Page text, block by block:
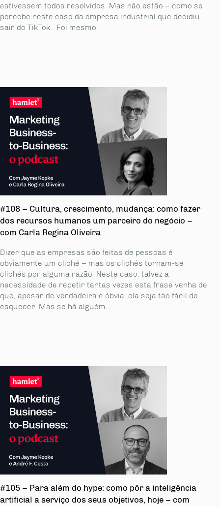
estivessem todos resolvidos. Mas não estão – como se
percebe neste caso da empresa industrial que decidiu
sair do TikTok. Foi mesmo...
#108 – Cultura, crescimento, mudança: como fazer
dos recursos humanos um parceiro do negócio –
com Carla Regina Oliveira
Dizer que as empresas são feitas de pessoas é
obviamente um cliché – mas os clichés tornam-se
clichés por alguma razão. Neste caso, talvez a
necessidade de repetir tantas vezes esta frase venha de
que, apesar de verdadeira e óbvia, ela seja tão fácil de
esquecer. Mas se há alguém...
#105 – Para além do hype: como pôr a inteligência
artificial a serviço dos seus objetivos, hoje – com